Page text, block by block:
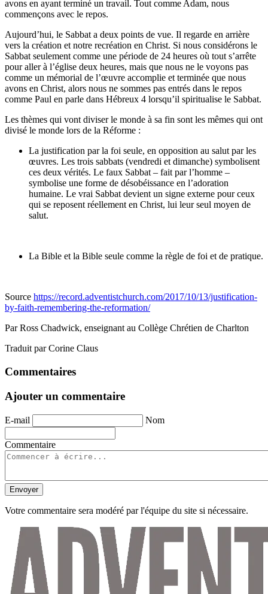
avons en ayant terminé un travail. Tout comme Adam, nous
commençons avec le repos.
Aujourd’hui, le Sabbat a deux points de vue. Il regarde en arrière
vers la création et notre recréation en Christ. Si nous considérons le
Sabbat seulement comme une période de 24 heures où tout s’arrête
pour aller à l’église deux heures, mais que nous ne le voyons pas
comme un mémorial de l’œuvre accomplie et terminée que nous
avons en Christ, alors nous ne sommes pas entrés dans le repos
comme Paul en parle dans Hébreux 4 lorsqu’il spiritualise le Sabbat.
Les thèmes qui vont diviser le monde à sa fin sont les mêmes qui ont
divisé le monde lors de la Réforme :
La justification par la foi seule, en opposition au salut par les
œuvres. Les trois sabbats (vendredi et dimanche) symbolisent
ces deux vérités. Le faux Sabbat – fait par l’homme –
symbolise une forme de désobéissance en l’adoration
humaine. Le vrai Sabbat devient un signe externe pour ceux
qui se reposent réellement en Christ, lui leur seul moyen de
salut.
La Bible et la Bible seule comme la règle de foi et de pratique.
Source https://record.adventistchurch.com/2017/10/13/justification-
by-faith-remembering-the-reformation/
Par Ross Chadwick, enseignant au Collège Chrétien de Charlton
Traduit par Corine Claus
Commentaires
Ajouter un commentaire
E-mail Nom
Commentaire
Envoyer
Votre commentaire sera modéré par l'équipe du site si nécessaire.